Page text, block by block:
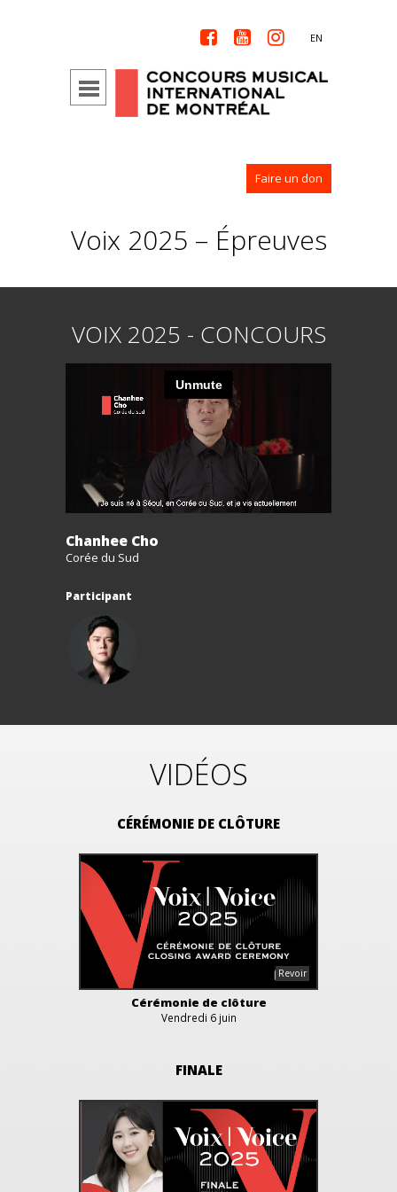
   EN
Faire un don
Voix 2025 – Épreuves
VOIX 2025 - CONCOURS
Chanhee Cho
Corée du Sud
Participant
VIDÉOS
CÉRÉMONIE DE CLÔTURE
Cérémonie de clôture
Vendredi 6 juin
FINALE